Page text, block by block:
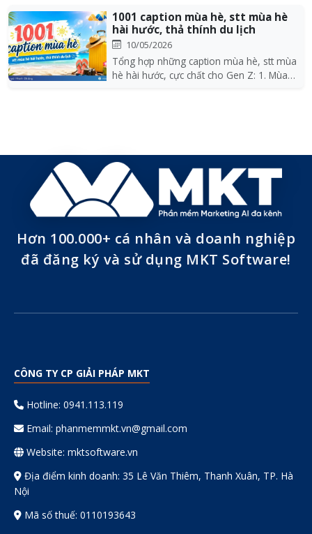
1001 caption mùa hè, stt mùa hè
hài hước, thả thính du lịch
10/05/2026
Tổng hợp những caption mùa hè, stt mùa
hè hài hước, cực chất cho Gen Z: 1. Mùa
Hơn 100.000+ cá nhân và doanh nghiệp
đã đăng ký và sử dụng MKT Software!
CÔNG TY CP GIẢI PHÁP MKT
Hotline: 0941.113.119
Email: phanmemmkt.vn@gmail.com
Website: mktsoftware.vn
Địa điểm kinh doanh: 35 Lê Văn Thiêm, Thanh Xuân, TP. Hà
Nội
Mã số thuế: 0110193643